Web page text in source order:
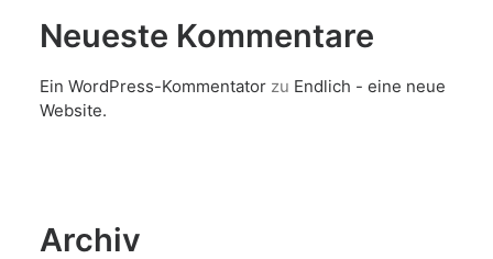
Neueste Kommentare
Ein WordPress-Kommentator zu Endlich - eine neue
Website.
Archiv